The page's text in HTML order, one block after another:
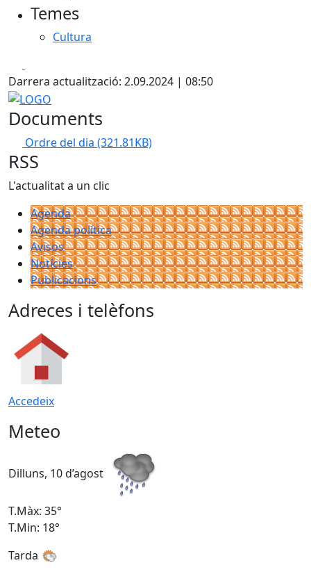
Temes
Cultura
Darrera actualització: 2.09.2024 | 08:50
LOGO
Documents
Ordre del dia (321.81KB)
RSS
L'actualitat a un clic
Agenda
Agenda política
Avisos
Notícies
Publicacions
Adreces i telèfons
Accedeix
Meteo
Dilluns, 10 d’agost
T.Màx: 35°
T.Min: 18°
Tarda